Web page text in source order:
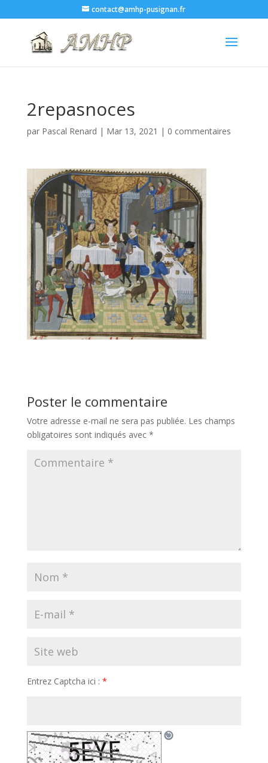
contact@amhp-pusignan.fr
2repasnoces
par Pascal Renard | Mar 13, 2021 | 0 commentaires
Poster le commentaire
Votre adresse e-mail ne sera pas publiée. Les champs
obligatoires sont indiqués avec *
Entrez Captcha ici : *